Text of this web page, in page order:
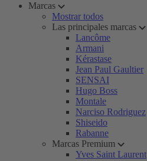
Marcas
Mostrar todos
Las principales marcas
Lancôme
Armani
Kérastase
Jean Paul Gaultier
SENSAI
Hugo Boss
Montale
Narciso Rodriguez
Shiseido
Rabanne
Marcas Premium
Yves Saint Laurent